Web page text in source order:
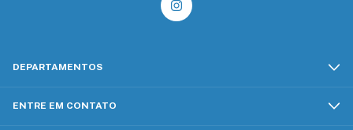
DEPARTAMENTOS
ENTRE EM CONTATO